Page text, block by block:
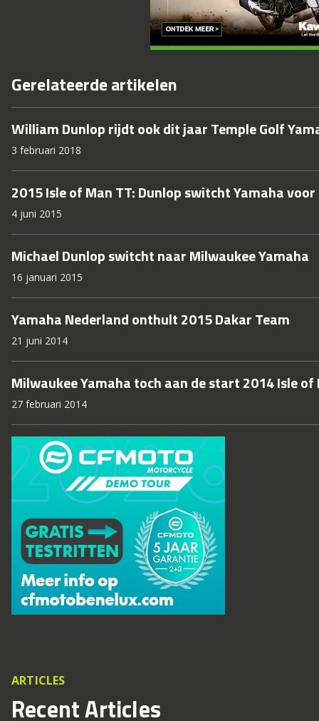
Gerelateerde artikelen
William Dunlop rijdt ook dit jaar Temple Golf
3 februari 2018
2015 Isle of Man TT: Dunlop switcht Yamaha
4 juni 2015
Michael Dunlop switcht naar Milwaukee Yamaha
16 januari 2015
Yamaha Nederland onthult 2015 Dakar Team
21 juni 2014
Milwaukee Yamaha toch aan de start 2014 Isle of
27 februari 2014
ARTICLES
Recent Articles